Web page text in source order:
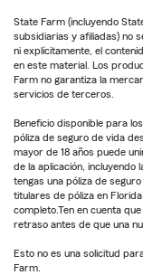
State Farm (incluyendo
subsidiarias y afiliadas) no
ni explícitamente, el
en este material. Los
Farm no garantiza la
servicios de terceros.
Beneficio disponible para
póliza de seguro de vida
mayor de 18 años puede
de la aplicación, incluyendo
tengas una póliza de
titulares de póliza en
completo.Ten en cuenta
retraso antes de que una
Esto no es una solicitud
Farm.